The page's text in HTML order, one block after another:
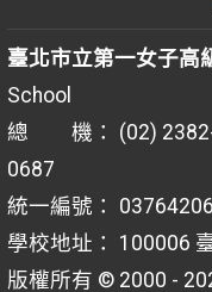
臺北市立第一女子高
School
總 機： (02)
0687
統一編號： 03764206
學校地址： 100006
版權所有 © 2000 -